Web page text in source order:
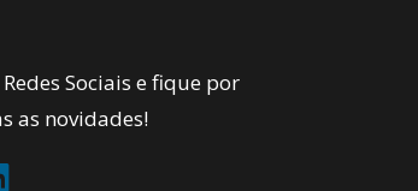
Redes Sociais e fique por
as novidades!